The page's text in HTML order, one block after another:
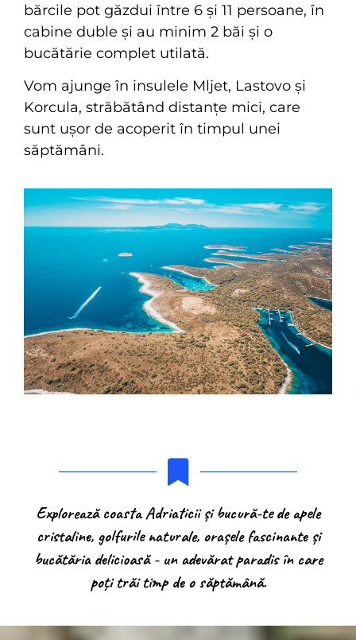
bărcile pot găzdui între 6 și 11 persoane, în
cabine duble și au minim 2 băi și o
bucătărie complet utilată.
Vom ajunge în insulele Mljet, Lastovo și
Korcula, străbătând distanțe mici, care
sunt ușor de acoperit în timpul unei
săptămâni.
Explorează coasta Adriaticii și bucură-te de apele
cristaline, golfurile naturale, orașele fascinante și
bucătăria delicioasă - un adevărat paradis în care
poți trăi timp de o săptămână.